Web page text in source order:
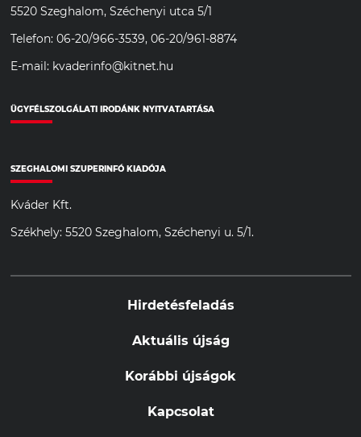
5520 Szeghalom, Széchenyi utca 5/1
Telefon: 06-20/966-3539, 06-20/961-8874
E-mail: kvaderinfo@kitnet.hu
ÜGYFÉLSZOLGÁLATI IRODÁNK NYITVATARTÁSA
SZEGHALOMI SZUPERINFÓ KIADÓJA
Kváder Kft.
Székhely: 5520 Szeghalom, Széchenyi u. 5/1.
Hirdetésfeladás
Aktuális újság
Korábbi újságok
Kapcsolat